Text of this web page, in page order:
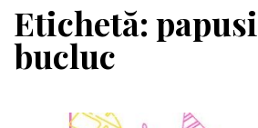
Etichetă:
bucluc